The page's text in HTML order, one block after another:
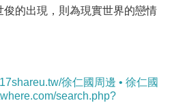
的出現，則為現實世界的戀情
徐仁國周邊 • 徐仁國
search.php?